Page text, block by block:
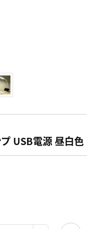
USB電源 昼白色